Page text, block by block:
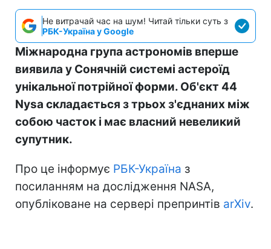
Не витрачай час на шум! Читай тільки суть з
РБК-Україна у Google
Міжнародна група астрономів вперше
виявила у Сонячній системі астероїд
унікальної потрійної форми. Об'єкт 44
Nysa складається з трьох з'єднаних між
собою часток і має власний невеликий
супутник.
Про це інформує РБК-Україна з
посиланням на дослідження NASA,
опубліковане на сервері препринтів arXiv.